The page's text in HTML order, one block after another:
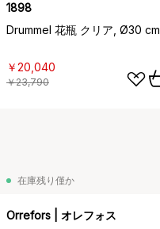
1898
Drummel 花瓶 クリア, Ø30 cm
￥20,040
￥23,790
在庫残り僅か
Orrefors | オレフォス